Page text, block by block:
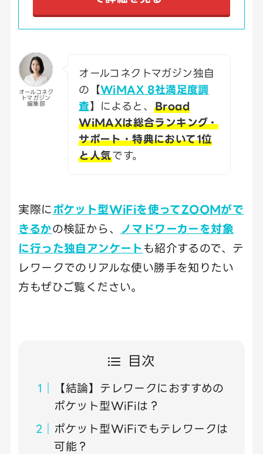
オールコネク
トマガジン
編集部
オールコネクトマガジン独自
の【WiMAX 8社満足度調
査】によると、Broad
WiMAXは総合ランキング・
サポート・特典において1位
と人気です。
実際に ポケット型WiFiを使ってZOOMがで
きるかの検証から、
ノマドワーカーを対象
に行った独自アンケート も紹介するので、テ
レワークでのリアルな使い勝手を知りたい
方もぜひご覧ください。
目次
【結論】テレワークにおすすめの
ポケット型WiFiは？
ポケット型WiFiでもテレワークは
可能？